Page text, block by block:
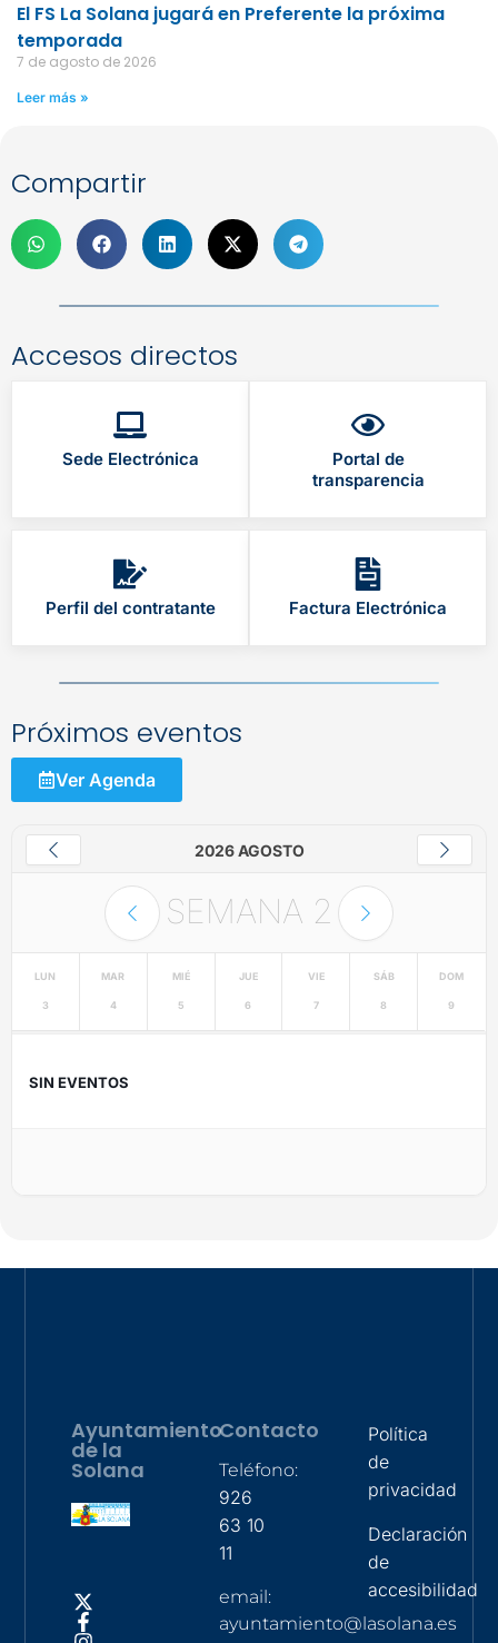
El FS La Solana jugará en Preferente la próxima
temporada
7 de agosto de 2026
Leer más »
Compartir
Accesos directos
Sede Electrónica
Portal de
transparencia
Perfil del contratante Factura Electrónica
Próximos eventos
Ver Agenda
2026 AGOSTO
SEMANA 2
LUN
3
MAR
4
MIÉ
5
JUE
6
VIE
7
SÁB
8
DOM
9
SIN EVENTOS
Ayuntamiento
de la
Solana
Contacto
Teléfono:
926
63 10
11
email:
ayuntamiento@lasolana.es
Política
de
privacidad
Declaración
de
accesibilidad